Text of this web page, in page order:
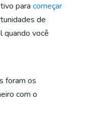
para começar
de
quando você
foram os
com o